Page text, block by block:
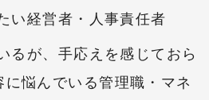
い経営者・人事責任者
るが、手応えを感じておら
悩んでいる管理職・マネ